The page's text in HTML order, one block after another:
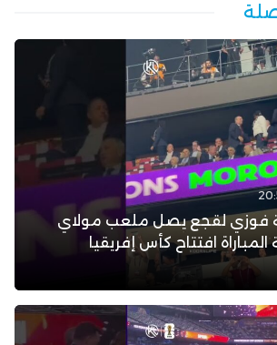
فوزي لقجع يصل ملعب مولاي
افتتاح كأس إفريقيا